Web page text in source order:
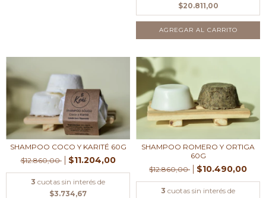
$20.811,00
SHAMPOO COCO Y KARITÉ 60G
$12.860,00
$11.204,00
3 cuotas sin interés de
$3.734,67
SHAMPOO ROMERO Y ORTIGA
60G
$12.860,00
$10.490,00
3 cuotas sin interés de